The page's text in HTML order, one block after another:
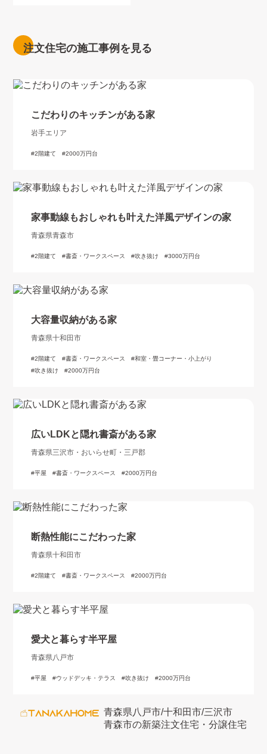
注文住宅の施工事例を見る
こだわりのキッチンがある家
岩手エリア
2階建て 2000万円台
家事動線もおしゃれも叶えた洋風デザインの家
青森県青森市
2階建て 書斎・ワークスペース 吹き抜け 3000万円台
大容量収納がある家
青森県十和田市
2階建て 書斎・ワークスペース
和室・畳コーナー・小上がり
吹き抜け
2000万円台
広いLDKと隠れ書斎がある家
青森県三沢市・おいらせ町・三戸郡
平屋 書斎・ワークスペース 2000万円台
断熱性能にこだわった家
青森県十和田市
2階建て 書斎・ワークスペース 2000万円台
愛犬と暮らす半平屋
青森県八戸市
平屋 ウッドデッキ・テラス 吹き抜け 2000万円台
青森県八戸市/十和田市/三沢市
青森市の新築注文住宅・分譲住宅